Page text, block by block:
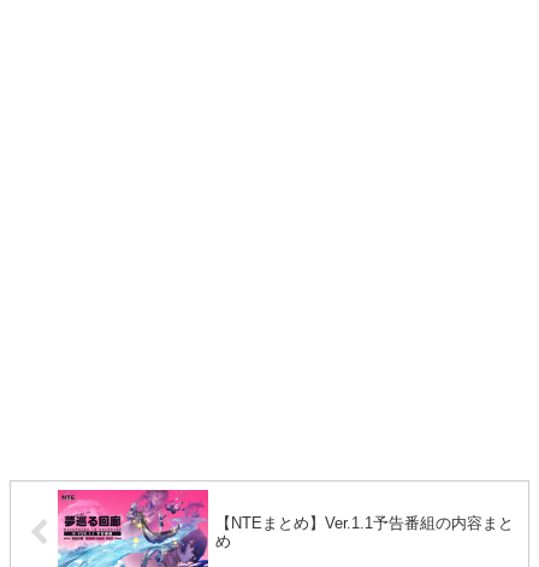
【NTEまとめ】Ver.1.1予告番組の内容まと
め